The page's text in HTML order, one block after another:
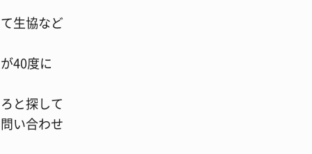
生協など
40度に
と探して
い合わせ